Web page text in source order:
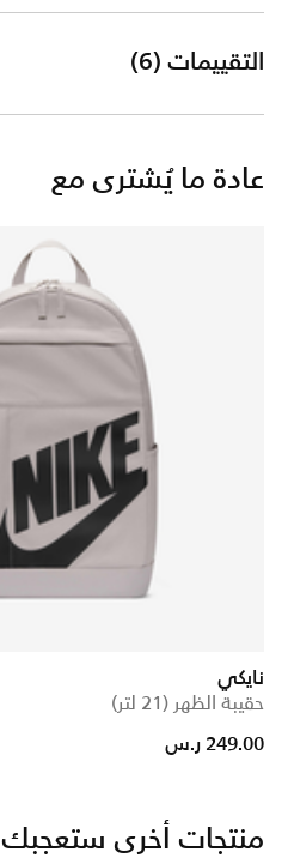
التقييمات (6)
عادة ما يُشترى مع
نايكي
حقيبة الظهر (21 لتر)
249.00 ر.س
منتجات أخرى ستعجبك